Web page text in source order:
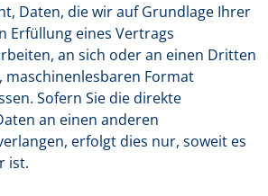
Daten, die wir auf Grundlage Ihrer
Erfüllung eines Vertrags
an sich oder an einen Dritten
maschinenlesbaren Format
Sofern Sie die direkte
an einen anderen
erfolgt dies nur, soweit es
ist.